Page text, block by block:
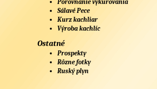
Porovnanie vykurovania
Sálavé Pece
Kurz kachliar
Výroba kachlíc
Ostatné
Prospekty
Rôzne fotky
Ruský plyn